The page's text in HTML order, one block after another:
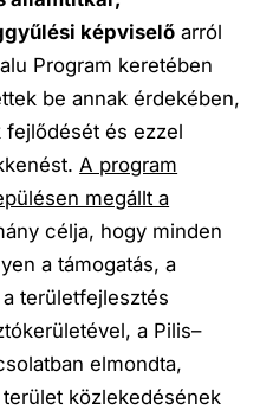
képviselő arról
Program keretében
be annak érdekében,
fejlődését és ezzel
A program
megállt a
célja, hogy minden
a támogatás, a
területfejlesztés
a Pilis–
elmondta,
közlekedésének